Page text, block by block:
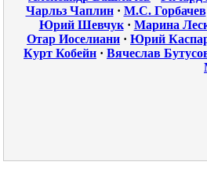
Чарльз Чаплин· М.С. Горбачев
Юрий Шевчук· Марина
Отар Иоселиани · Юрий
Курт Кобейн · Вячеслав